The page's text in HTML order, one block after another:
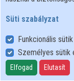
03. Adatok fel-
380 megtekintés
Süti szabályzat
Funkcionális
Személyes sütik
Elfogad Elutasít